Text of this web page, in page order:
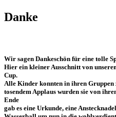
Danke
Wir sagen Dankeschön für eine tolle
Hier ein kleiner Ausschnitt von
Cup.
Alle Kinder konnten in ihren Gruppen
tosendem Applaus wurden sie von
Ende
gab es eine Urkunde, eine